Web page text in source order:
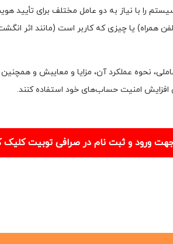
را با نیاز به دو عامل مختلف برای تأیید
همراه) یا چیزی که کاربر است (مانند اثر
نحوه عملکرد آن، مزایا و معایبش و
افزایش امنیت حساب‌های خود استفاده کنند.
ورود و ثبت نام در صرافی توبیت کلیک